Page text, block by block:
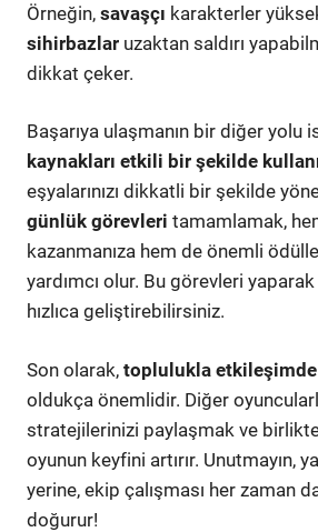
Örneğin, savaşçı karakterler
sihirbazlar uzaktan saldırı
dikkat çeker.
Başarıya ulaşmanın bir diğer yolu
kaynakları etkili bir şekilde
eşyalarınızı dikkatli bir şekilde
günlük görevleri tamamlamak,
kazanmanıza hem de önemli
yardımcı olur. Bu görevleri
hızlıca geliştirebilirsiniz.
Son olarak, toplulukla
oldukça önemlidir. Diğer
stratejilerinizi paylaşmak ve
oyunun keyfini artırır. Unutmayın,
yerine, ekip çalışması her zaman
doğurur!